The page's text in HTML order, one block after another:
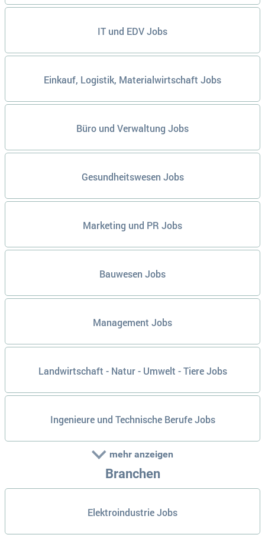
IT und EDV Jobs
Einkauf, Logistik, Materialwirtschaft Jobs
Büro und Verwaltung Jobs
Gesundheitswesen Jobs
Marketing und PR Jobs
Bauwesen Jobs
Management Jobs
Landwirtschaft - Natur - Umwelt - Tiere Jobs
Ingenieure und Technische Berufe Jobs
mehr anzeigen
Branchen
Elektroindustrie Jobs